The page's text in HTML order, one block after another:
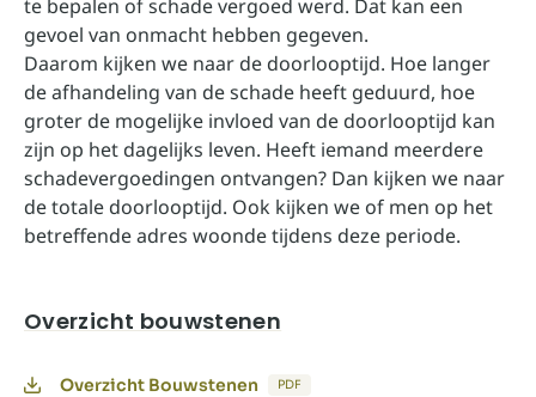
te bepalen of schade vergoed werd. Dat kan een
gevoel van onmacht hebben gegeven.
Daarom kijken we naar de doorlooptijd. Hoe langer
de afhandeling van de schade heeft geduurd, hoe
groter de mogelijke invloed van de doorlooptijd kan
zijn op het dagelijks leven. Heeft iemand meerdere
schadevergoedingen ontvangen? Dan kijken we naar
de totale doorlooptijd. Ook kijken we of men op het
betreffende adres woonde tijdens deze periode.
Overzicht bouwstenen
Overzicht Bouwstenen PDF